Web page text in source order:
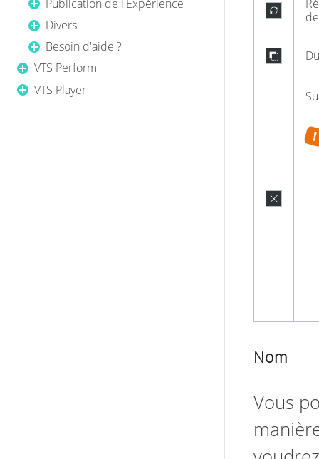
Publication de l'Expérience
Divers
Besoin d'aide ?
VTS Perform
VTS Player
Nom
Vous